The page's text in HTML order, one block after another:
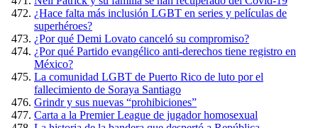
¿Hace falta más inclusión LGBT en series y películas de
superhéroes?
¿Por qué Demi Lovato canceló su compromiso?
¿Por qué Partido evangélico anti-derechos tiene registro en
México?
La comunidad LGBT de Puerto Rico de luto por el
fallecimiento de Soraya Santiago
Grindr y sus nuevas “prohibiciones”
Carta a la Premier League de jugador homosexual